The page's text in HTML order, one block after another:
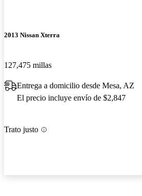
2013 Nissan Xterra
127,475 millas
Entrega a domicilio desde Mesa, AZ
El precio incluye envío de $2,847
Trato justo